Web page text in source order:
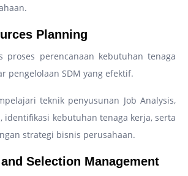
Planning
proses perencanaan kebutuhan tenaga
pengelolaan SDM yang efektif.
teknik penyusunan Job Analysis,
identifikasi kebutuhan tenaga kerja, serta
strategi bisnis perusahaan.
Selection Management